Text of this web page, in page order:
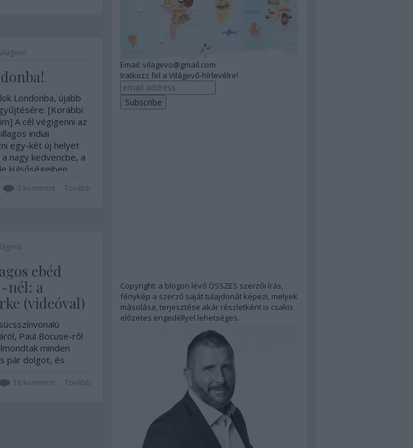
Londonba, újabb
[Korábbi
A cél végigenni az
indiai
egy-két új helyet
nagy kedvencbe, a
külsőségeiben
Tovább
2 komment
ebéd
nél: a
(videóval)
Paul Bocuse-ről
minden
pár dolgot, és
hogy ezzel nem isTovább
18komment
Email: vilagevo@gmail.com
Iratkozz fel a Világevő-hírlevélre!
Copyright: a blogon lévő ÖSSZES szerzői írás,
fénykép a szerző saját tulajdonát képezi, melyek
másolása, terjesztése akár részletként is csakis
előzetes engedéllyel lehetséges.